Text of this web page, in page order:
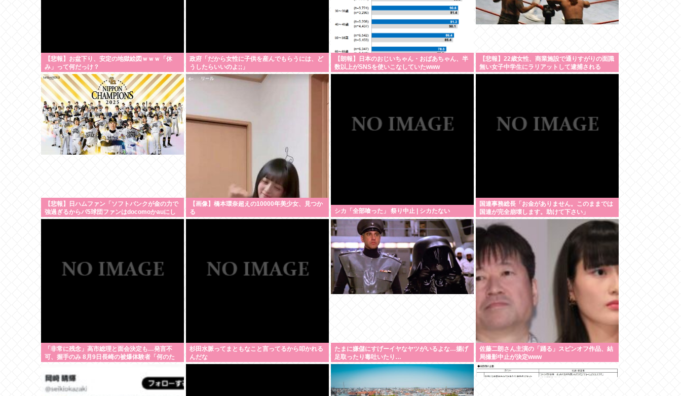
【悲報】お盆下り、安定の地獄絵図ｗｗｗ「休
み」って何だっけ？
政府「だから女性に子供を産んでもらうには、ど
うしたらいいのよ;;」
【朗報】日本のおじいちゃん・おばあちゃん、半
数以上がSNSを使いこなしていたwww
【悲報】22歳女性、商業施設で通りすがりの面識
無い女子中学生にラリアットして逮捕される
【悲報】日ハムファン「ソフトバンクが金の力で
強過ぎるからパ5球団ファンはdocomoかauにし
て資金源を断て！」
【画像】橋本環奈超えの10000年美少女、見つか
る
シカ「全部喰った」 祭り中止 | シカたない
国連事務総長「お金がありません。このままでは
国連が完全崩壊します。助けて下さい」
「非常に残念」高市総理と面会決定も…発言不
可、握手のみ 8月9日長崎の被爆体験者「何のた
だろうに
杉田水脈ってまともなこと言ってるから叩かれる
んだな
たまに嫌儲にすげーイヤなヤツがいるよな…揚げ
足取ったり毒吐いたり…
佐藤二朗さん主演の「踊る」スピンオフ作品、結
局撮影中止が決定www